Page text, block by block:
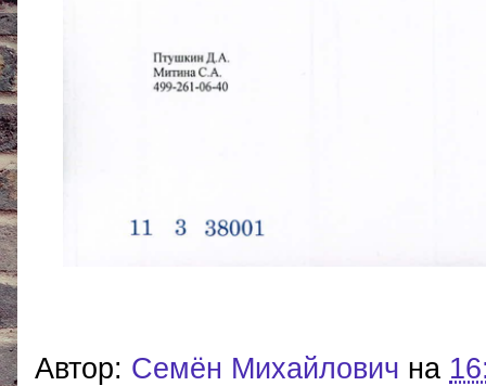
Автор: Cемён Михайлович на